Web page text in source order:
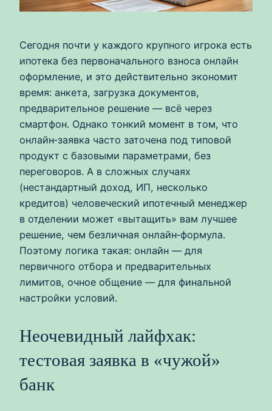
Сегодня почти у каждого крупного игрока есть
ипотека без первоначального взноса онлайн
оформление, и это действительно экономит
время: анкета, загрузка документов,
предварительное решение — всё через
смартфон. Однако тонкий момент в том, что
онлайн‑заявка часто заточена под типовой
продукт с базовыми параметрами, без
переговоров. А в сложных случаях
(нестандартный доход, ИП, несколько
кредитов) человеческий ипотечный менеджер
в отделении может «вытащить» вам лучшее
решение, чем безличная онлайн‑формула.
Поэтому логика такая: онлайн — для
первичного отбора и предварительных
лимитов, очное общение — для финальной
настройки условий.
Неочевидный лайфхак:
тестовая заявка в «чужой»
банк